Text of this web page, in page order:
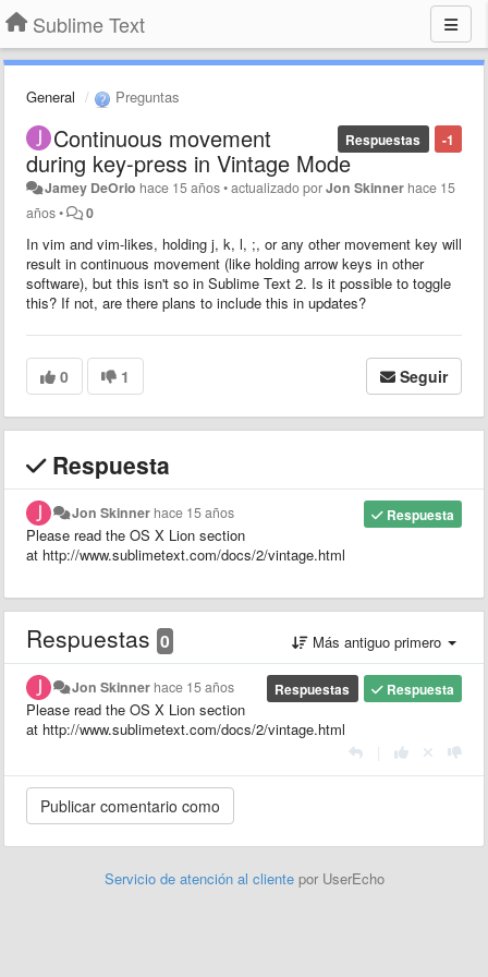
Sublime Text
General Preguntas
-1
Respuestas
Continuous movement
during key-press in Vintage Mode
Jamey DeOrio hace 15 años•actualizado porJon Skinner hace 15
años• 0
In vim and vim-likes, holding j, k, l, ;, or any other movement key will
result in continuous movement (like holding arrow keys in other
software), but this isn't so in Sublime Text 2. Is it possible to toggle
this? If not, are there plans to include this in updates?
0 1 Seguir
Respuesta
Respuesta
Jon Skinner hace 15 años
Please read the OS X Lion section
at http://www.sublimetext.com/docs/2/vintage.html
Respuestas 0 Más antiguo primero
Respuesta
Respuestas
Jon Skinner hace 15 años
Please read the OS X Lion section
at http://www.sublimetext.com/docs/2/vintage.html
Servicio de atención al cliente por UserEcho